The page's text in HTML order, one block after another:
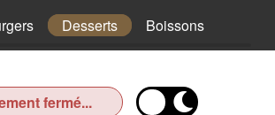
Desserts Boissons
fermé...